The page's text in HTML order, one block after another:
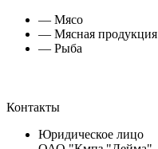
— Мясо
— Мясная продукция
— Рыба
Контакты
Юридическое лицо